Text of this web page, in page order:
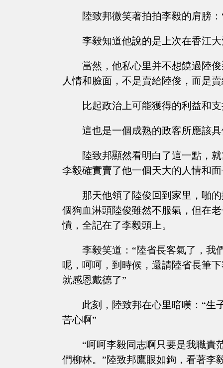
陸致邦微笑著拍拍李毅的肩膀
李毅知道他說的是上次在香江
當然，他私心里并不想饒過陸
人情和臉面，不是賣給陸俊，而是
比起政治上可能獲得的利益和
這也是一個成熟的政客所應該
陸致邦顯然看明白了這一點，
李毅確實賣了他一個天大的人情和
那天他領了陸俊回到家里，啪
個狗血淋頭陸俊雖然不服氣，但在
憤，全記在了李毅頭上。
李毅笑道：“陸省長客氣了，我
呢，呵呵，到時候，還請陸省長筆
就感恩戴德了”
此刻，陸致邦在心里暗嘆：“生
苦心啊”
“呵呵李毅同志啊只要是我職責
們柳林。”陸致邦鷹眼如鉤，看著李